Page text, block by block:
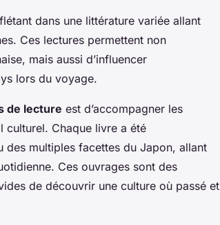
dans une littérature variée allant
Ces lectures permettent non
mais aussi d’influencer
lors du voyage.
de lecture est d’accompagner les
culturel. Chaque livre a été
des multiples facettes du Japon, allant
Ces ouvrages sont des
de découvrir une culture où passé et